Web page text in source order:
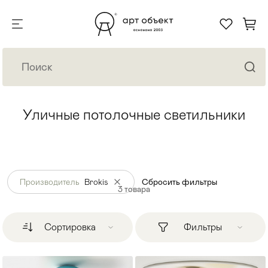
Уличные потолочные светильники
Производитель Brokis Сбросить фильтры
3товара
Сортировка Фильтры